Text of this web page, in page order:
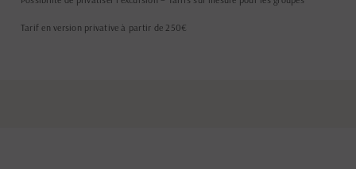
Tarif en version privative à partir de 250€